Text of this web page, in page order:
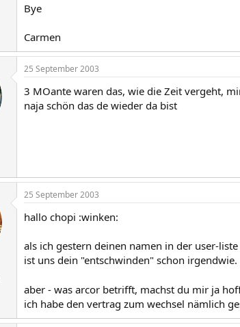
Bye
Carmen
25 September 2003
3 MOante waren das, wie die Zeit vergeht,
naja schön das de wieder da bist
25 September 2003
hallo chopi :winken:
als ich gestern deinen namen in der user-
ist uns dein "entschwinden" schon irgendwie.
aber - was arcor betrifft, machst du mir ja
ich habe den vertrag zum wechsel nämlich